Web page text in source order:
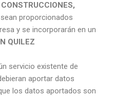
proporcionados
y se incorporarán en un
QUILEZ
servicio existente de
aportar datos
los datos aportados son